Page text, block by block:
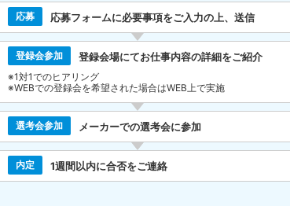
応募 応募フォームに必要事項をご入力の上、送信
登録会参加 登録会場にてお仕事内容の詳細をご紹介
※1対1でのヒアリング
※WEBでの登録会を希望された場合はWEB上で実施
選考会参加 メーカーでの選考会に参加
内定 1週間以内に合否をご連絡